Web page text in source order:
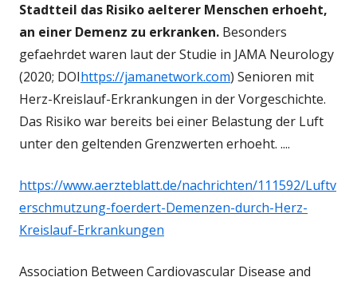
Stadtteil das Risiko aelterer Menschen erhoeht,
an einer Demenz zu erkranken. Besonders
gefaehrdet waren laut der Studie in JAMA Neurology
(2020; DOIhttps://jamanetwork.com) Senioren mit
Herz-Kreislauf-Erkrankungen in der Vorgeschichte.
Das Risiko war bereits bei einer Belastung der Luft
unter den geltenden Grenzwerten erhoeht. ....
https://www.aerzteblatt.de/nachrichten/111592/Luftv
erschmutzung-foerdert-Demenzen-durch-Herz-
Kreislauf-Erkrankungen
Association Between Cardiovascular Disease and